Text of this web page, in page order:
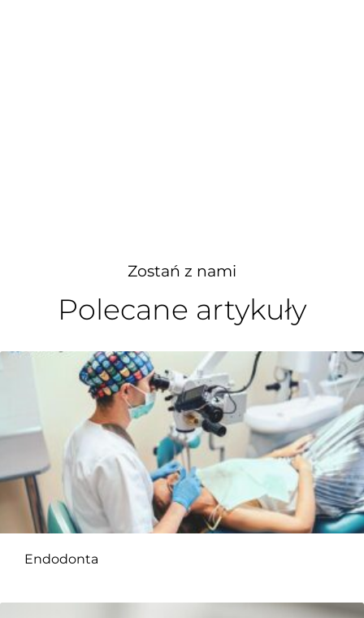
Zostań z nami
Polecane artykuły
Endodonta